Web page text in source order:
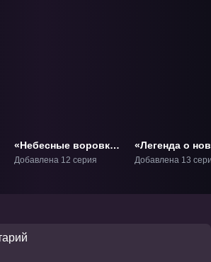
«Небесные воровки,
близняшки-
Добавлена 12 серия
«Легенда о
Белоснежке
Добавлена 13